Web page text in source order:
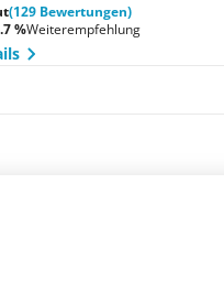
(129 Bewertungen)
%Weiterempfehlung